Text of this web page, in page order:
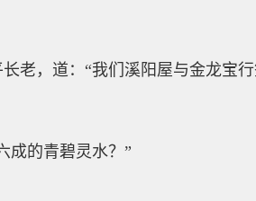
老，道：“我们溪阳屋与金龙宝
成的青碧灵水？”